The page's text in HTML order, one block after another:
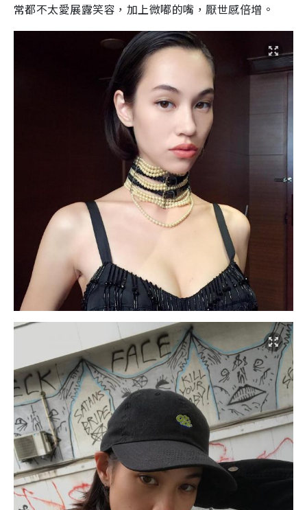
常都不太愛展露笑容，加上微嘟的嘴，厭世感倍增。